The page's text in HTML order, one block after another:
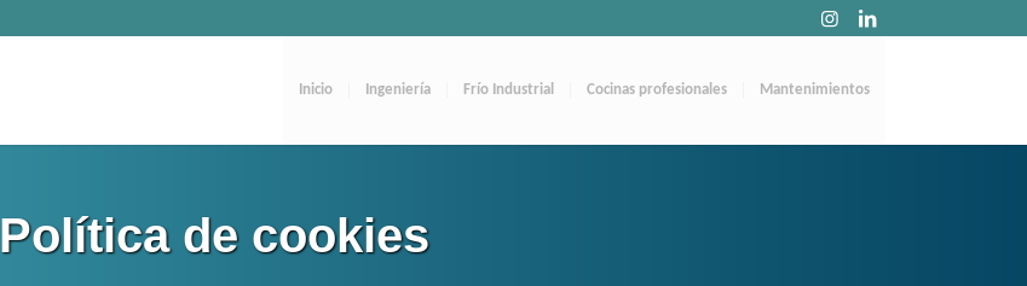
Inicio Ingeniería Frío Industrial Cocinas profesionales Mantenimientos
Política de cookies